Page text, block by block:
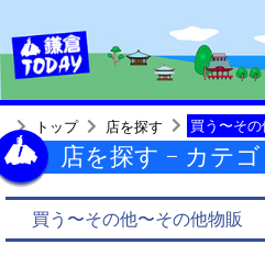
トップ 店を探す 買う〜そ
店を探す − カテ
買う〜その他〜その他物販